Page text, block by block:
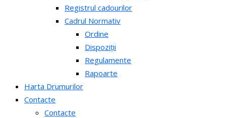
Registrul cadourilor
Cadrul Normativ
Ordine
Dispoziții
Regulamente
Rapoarte
Harta Drumurilor
Contacte
Contacte